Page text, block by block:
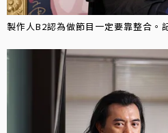
製作人B2認為做節目一定要靠整合。